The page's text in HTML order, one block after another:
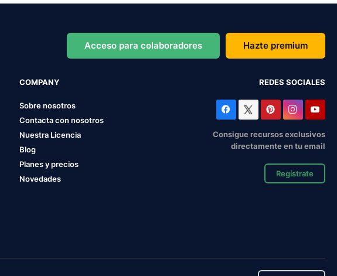
Acceso para colaboradores Hazte premium
COMPANY
Sobre nosotros
Contacta con nosotros
Nuestra Licencia
Blog
Planes y precios
Novedades
REDES SOCIALES
Consigue recursos exclusivos
directamente en tu email
Regístrate